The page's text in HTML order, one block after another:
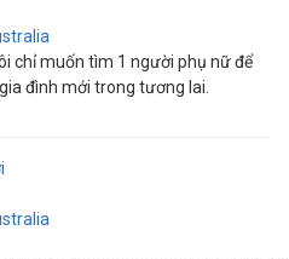
chỉ muốn tìm 1 người phụ nữ để
đình mới trong tương lai.